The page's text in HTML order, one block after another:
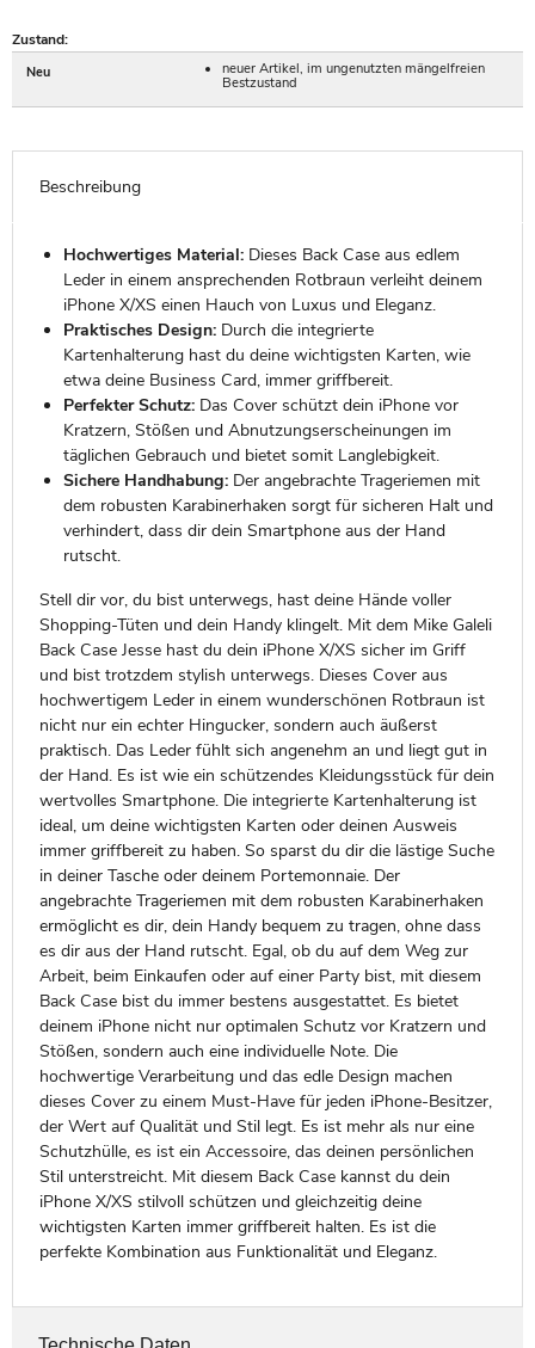
Zustand:
Neu
neuer Artikel, im ungenutzten mängelfreien
Bestzustand
Beschreibung
Hochwertiges Material:Dieses Back Case aus edlem
Leder in einem ansprechenden Rotbraun verleiht deinem
iPhone X/XS einen Hauch von Luxus und Eleganz.
Praktisches Design:Durch die integrierte
Kartenhalterung hast du deine wichtigsten Karten, wie
etwa deine Business Card, immer griffbereit.
Perfekter Schutz:Das Cover schützt dein iPhone vor
Kratzern, Stößen und Abnutzungserscheinungen im
täglichen Gebrauch und bietet somit Langlebigkeit.
Sichere Handhabung:Der angebrachte Trageriemen mit
dem robusten Karabinerhaken sorgt für sicheren Halt und
verhindert, dass dir dein Smartphone aus der Hand
rutscht.
Stell dir vor, du bist unterwegs, hast deine Hände voller
Shopping-Tüten und dein Handy klingelt. Mit dem Mike Galeli
Back Case Jesse hast du dein iPhone X/XS sicher im Griff
und bist trotzdem stylish unterwegs. Dieses Cover aus
hochwertigem Leder in einem wunderschönen Rotbraun ist
nicht nur ein echter Hingucker, sondern auch äußerst
praktisch. Das Leder fühlt sich angenehm an und liegt gut in
der Hand. Es ist wie ein schützendes Kleidungsstück für dein
wertvolles Smartphone. Die integrierte Kartenhalterung ist
ideal, um deine wichtigsten Karten oder deinen Ausweis
immer griffbereit zu haben. So sparst du dir die lästige Suche
in deiner Tasche oder deinem Portemonnaie. Der
angebrachte Trageriemen mit dem robusten Karabinerhaken
ermöglicht es dir, dein Handy bequem zu tragen, ohne dass
es dir aus der Hand rutscht. Egal, ob du auf dem Weg zur
Arbeit, beim Einkaufen oder auf einer Party bist, mit diesem
Back Case bist du immer bestens ausgestattet. Es bietet
deinem iPhone nicht nur optimalen Schutz vor Kratzern und
Stößen, sondern auch eine individuelle Note. Die
hochwertige Verarbeitung und das edle Design machen
dieses Cover zu einem Must-Have für jeden iPhone-Besitzer,
der Wert auf Qualität und Stil legt. Es ist mehr als nur eine
Schutzhülle, es ist ein Accessoire, das deinen persönlichen
Stil unterstreicht. Mit diesem Back Case kannst du dein
iPhone X/XS stilvoll schützen und gleichzeitig deine
wichtigsten Karten immer griffbereit halten. Es ist die
perfekte Kombination aus Funktionalität und Eleganz.